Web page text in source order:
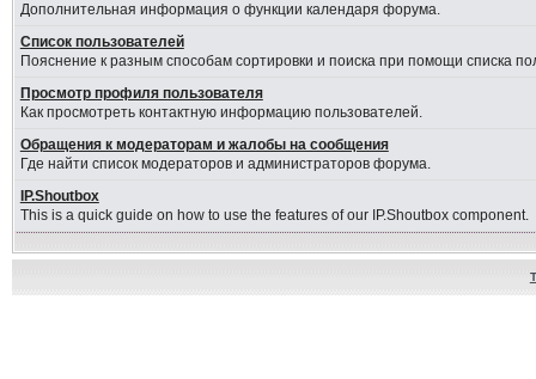
Дополнительная информация о функции календаря форума.
Список пользователей
Пояснение к разным способам сортировки и поиска при помощи списка
Просмотр профиля пользователя
Как просмотреть контактную информацию пользователей.
Обращения к модераторам и жалобы на сообщения
Где найти список модераторов и администраторов форума.
IP.Shoutbox
This is a quick guide on how to use the features of our IP.Shoutbox component.